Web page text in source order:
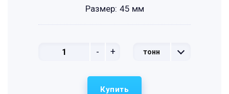
- + тонн
Размер: 45 мм
Купить